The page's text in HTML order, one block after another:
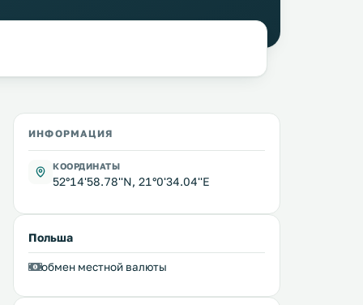
ИНФОРМАЦИЯ
КООРДИНАТЫ
52°14'58.78''N, 21°0'34.04''E
Польша
обмен местной валюты